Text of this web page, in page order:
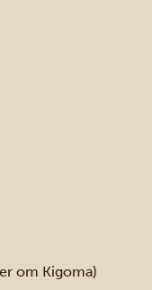
om Kigoma)